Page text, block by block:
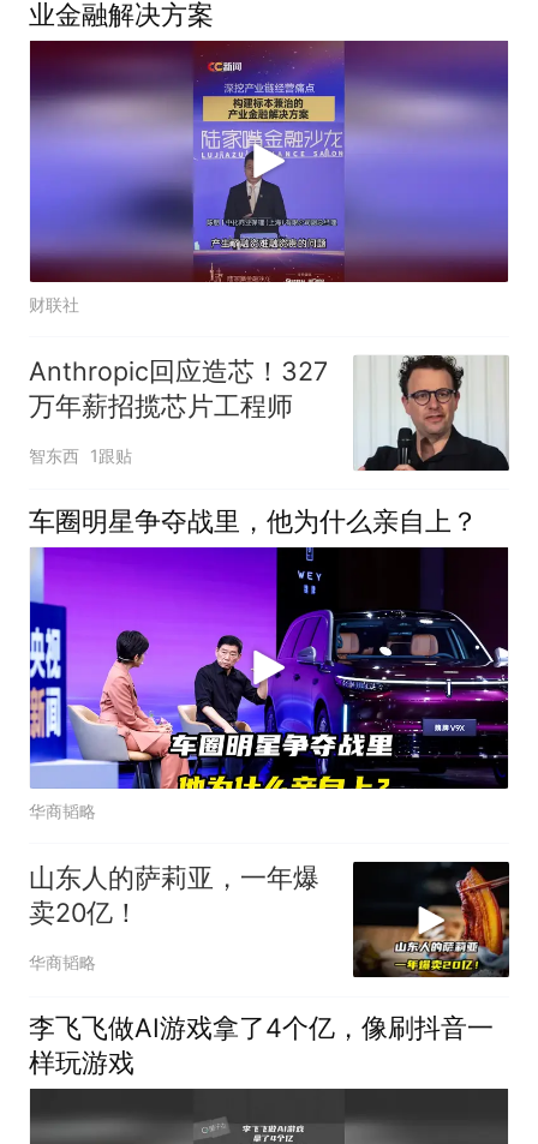
业金融解决方案
财联社
Anthropic回应造芯！327
万年薪招揽芯片工程师
智东西 1跟贴
车圈明星争夺战里，他为什么亲自上？
华商韬略
山东人的萨莉亚，一年爆
卖20亿！
华商韬略
李飞飞做AI游戏拿了4个亿，像刷抖音一
样玩游戏